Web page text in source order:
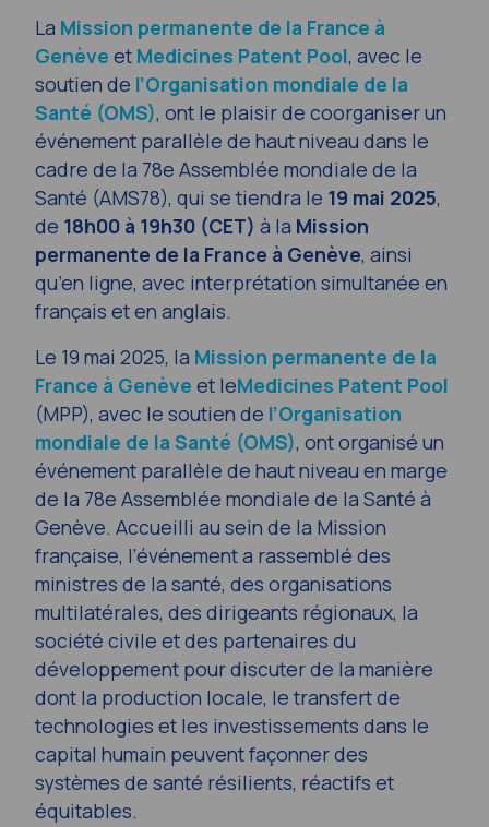
La Mission permanente de la France à
Genève et Medicines Patent Pool, avec le
soutien de l’Organisation mondiale de la
Santé (OMS), ont le plaisir de coorganiser un
événement parallèle de haut niveau dans le
cadre de la 78e Assemblée mondiale de la
Santé (AMS78), qui se tiendra le 19 mai 2025,
de 18h00 à 19h30 (CET) à la Mission
permanente de la France à Genève, ainsi
qu’en ligne, avec interprétation simultanée en
français et en anglais.
Le 19 mai 2025, la Mission permanente de la
France à Genève et leMedicines Patent Pool
(MPP), avec le soutien de l’Organisation
mondiale de la Santé (OMS), ont organisé un
événement parallèle de haut niveau en marge
de la 78e Assemblée mondiale de la Santé à
Genève. Accueilli au sein de la Mission
française, l’événement a rassemblé des
ministres de la santé, des organisations
multilatérales, des dirigeants régionaux, la
société civile et des partenaires du
développement pour discuter de la manière
dont la production locale, le transfert de
technologies et les investissements dans le
capital humain peuvent façonner des
systèmes de santé résilients, réactifs et
équitables.